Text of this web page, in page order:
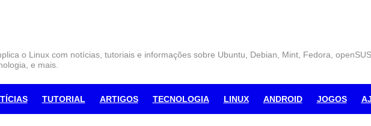
o Linux com notícias, tutoriais e informações sobre Ubuntu, Debian, Mint, Fedora,
e mais.
TUTORIAL ARTIGOS TECNOLOGIA LINUX ANDROID JOGOS